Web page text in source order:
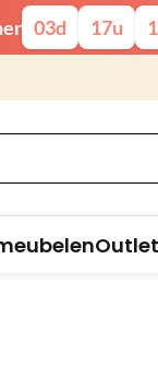
03d 17u
Outlet